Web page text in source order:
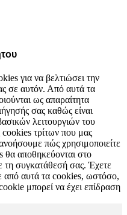
για να βελτιώσει την
σε αυτόν. Από αυτά τα
ως απαραίτητα
σας καθώς είναι
λειτουργιών του
τρίτων που μας
πώς χρησιμοποιείτε
θα αποθηκεύονται στο
συγκατάθεσή σας. Έχετε
από αυτά τα cookies, ωστόσο,
μπορεί να έχει επίδραση